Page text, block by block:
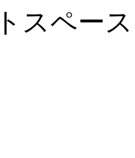
スペー